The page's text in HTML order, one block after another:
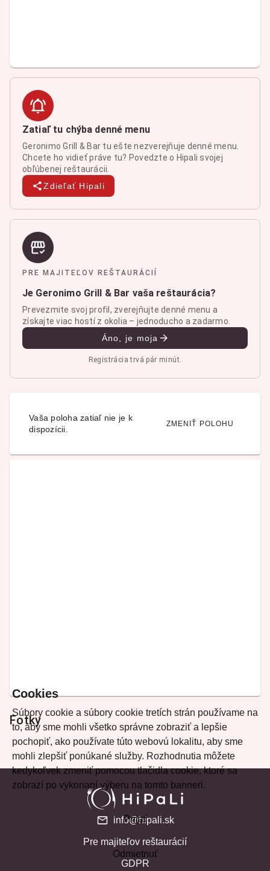
Zatiaľ tu chýba denné menu
Geronimo Grill & Bar tu ešte nezverejňuje denné menu.
Chcete ho vidieť práve tu? Povedzte o Hipali svojej
obľúbenej reštaurácii.
Zdieľať Hipali
PRE MAJITEĽOV REŠTAURÁCIÍ
Je Geronimo Grill & Bar vaša reštaurácia?
Prevezmite svoj profil, zverejňujte denné menu a
získajte viac hostí z okolia – jednoducho a zadarmo.
Áno, je moja
Registrácia trvá pár minút.
Vaša poloha zatiaľ nie je k
dispozícii.
ZMENIŤ POLOHU
Fotky
Cookies
Súbory cookie a súbory cookie tretích strán používame na
to, aby sme mohli všetko správne zobraziť a lepšie
pochopiť, ako používate túto webovú lokalitu, aby sme
mohli zlepšiť ponúkané služby. Rozhodnutia môžete
kedykoľvek zmeniť pomocou tlačidla cookie, ktoré sa
zobrazí po vykonaní výberu na tomto banneri.
Prijať
Odmietnuť
info@hipali.sk
Pre majiteľov reštaurácií
GDPR